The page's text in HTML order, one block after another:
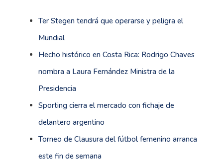
Ter Stegen tendrá que operarse y peligra el
Mundial
Hecho histórico en Costa Rica: Rodrigo Chaves
nombra a Laura Fernández Ministra de la
Presidencia
Sporting cierra el mercado con fichaje de
delantero argentino
Torneo de Clausura del fútbol femenino arranca
este fin de semana